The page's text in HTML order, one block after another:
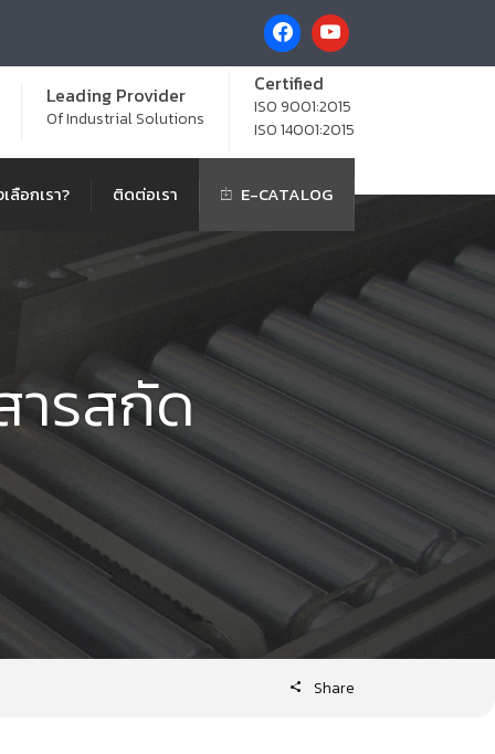
Certified
ISO 9001:2015
ISO 14001:2015
Leading Provider
Of Industrial Solutions
ลือกเรา? E-CATALOG
ติดต่อเรา
ารสกัด
Share